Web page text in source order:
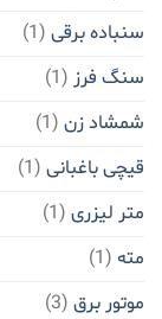
سنباده برقی (1)
سنگ فرز (1)
شمشاد زن (1)
قیچی باغبانی (1)
متر لیزری (1)
مته (1)
موتور برق (3)